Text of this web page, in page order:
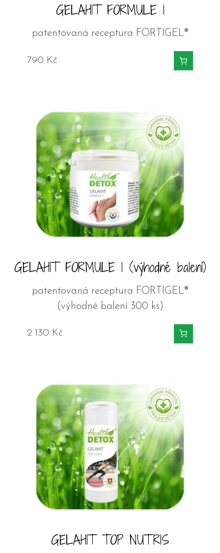
GELAHIT FORMULE 1
patentovaná receptura FORTIGEL®
790 Kč
GELAHIT FORMULE 1 (výhodné balení)
patentovaná receptura FORTIGEL®
(výhodné balení 300 ks)
2 130 Kč
GELAHIT TOP NUTRIS